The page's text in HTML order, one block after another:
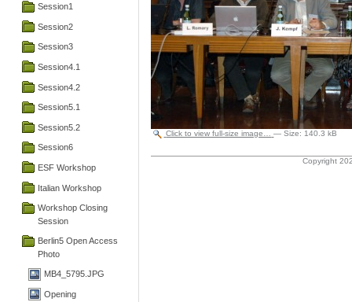
Session1
Session2
Session3
Session4.1
Session4.2
Session5.1
Session5.2
Session6
ESF Workshop
Italian Workshop
Workshop Closing
Session
Berlin5 Open Access
Photo
MB4_5795.JPG
Opening
Click to view full-size image… —Size:140.3 kB
Copyright